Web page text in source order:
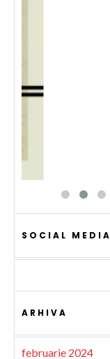
SOCIAL MEDIA
ARHIVA
februarie 2024